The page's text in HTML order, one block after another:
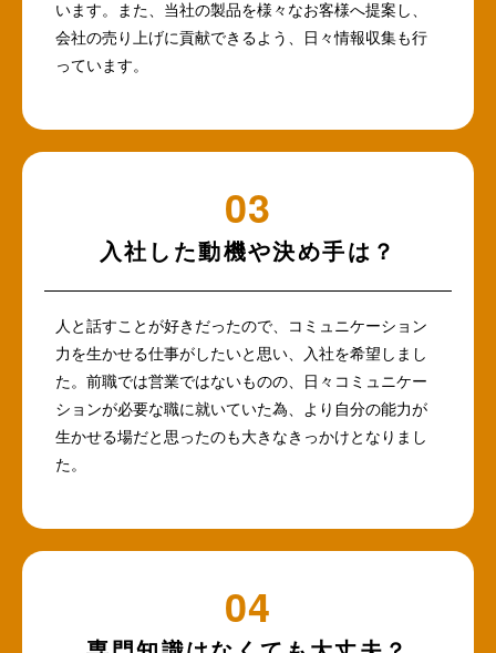
います。また、当社の製品を様々なお客様へ提案し、
会社の売り上げに貢献できるよう、日々情報収集も行
っています。
入社した動機や決め手は？
人と話すことが好きだったので、コミュニケーション
力を生かせる仕事がしたいと思い、入社を希望しまし
た。前職では営業ではないものの、日々コミュニケー
ションが必要な職に就いていた為、より自分の能力が
生かせる場だと思ったのも大きなきっかけとなりまし
た。